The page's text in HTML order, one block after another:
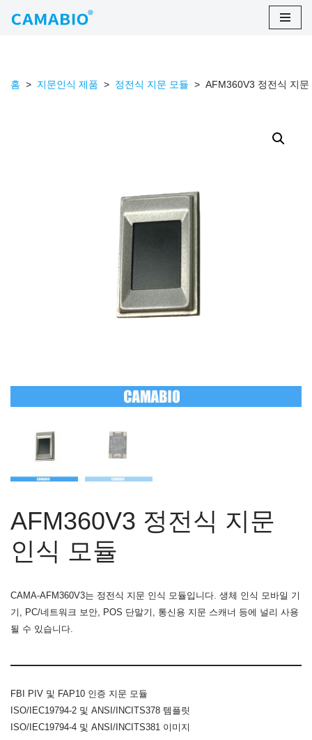
로
홈 > 지문인식 제품 > 정전식 지문 모듈 > AFM360V3 정전식 지문
AFM360V3 정전식 지문
인식 모듈
CAMA-AFM360V3는 정전식 지문 인식 모듈입니다. 생체 인식 모바일 기
기, PC/네트워크 보안, POS 단말기, 통신용 지문 스캐너 등에 널리 사용
될 수 있습니다.
FBI PIV 및 FAP10 인증 지문 모듈
ISO/IEC19794-2 및 ANSI/INCITS378 템플릿
ISO/IEC19794-4 및 ANSI/INCITS381 이미지